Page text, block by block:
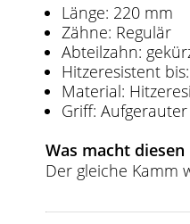
Länge: 220 mm
Zähne: Regulär
Abteilzahn:
Hitzeresistent
Material:
Griff:
Was macht
Der gleiche Kamm